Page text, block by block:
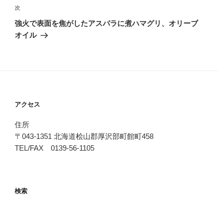
ビ
ゲ
ー
稿
次
の
投
次
強火で表面を焦がしたアスパラに煮ハマグリ、オリーブ
オイル
アクセス
住所
〒043-1351 北海道桧山郡厚沢部町館町458
TEL/FAX 0139-56-1105
検索